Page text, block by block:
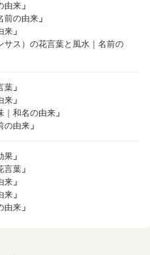
由来 」
前の由来 」
来 」
サス）の花言葉と風水｜名前の
葉 」
来 」
｜和名の由来 」
の由来 」
果 」
言葉 」
来 」
来 」
由来 」